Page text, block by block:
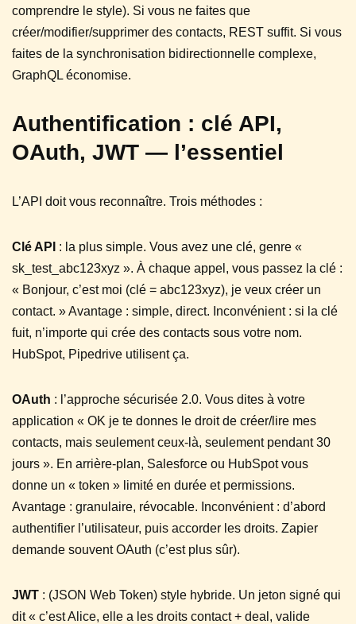
comprendre le style). Si vous ne faites que
créer/modifier/supprimer des contacts, REST suffit. Si vous
faites de la synchronisation bidirectionnelle complexe,
GraphQL économise.
Authentification : clé API,
OAuth, JWT — l’essentiel
L’API doit vous reconnaître. Trois méthodes :
Clé API : la plus simple. Vous avez une clé, genre «
sk_test_abc123xyz ». À chaque appel, vous passez la clé :
« Bonjour, c’est moi (clé = abc123xyz), je veux créer un
contact. » Avantage : simple, direct. Inconvénient : si la clé
fuit, n’importe qui crée des contacts sous votre nom.
HubSpot, Pipedrive utilisent ça.
OAuth : l’approche sécurisée 2.0. Vous dites à votre
application « OK je te donnes le droit de créer/lire mes
contacts, mais seulement ceux-là, seulement pendant 30
jours ». En arrière-plan, Salesforce ou HubSpot vous
donne un « token » limité en durée et permissions.
Avantage : granulaire, révocable. Inconvénient : d’abord
authentifier l’utilisateur, puis accorder les droits. Zapier
demande souvent OAuth (c’est plus sûr).
JWT : (JSON Web Token) style hybride. Un jeton signé qui
dit « c’est Alice, elle a les droits contact + deal, valide